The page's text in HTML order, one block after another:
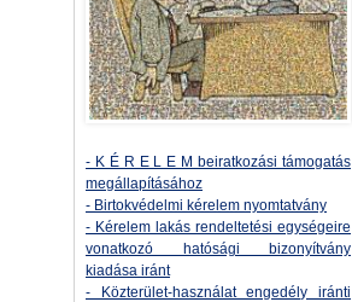
- K É R E L E M beiratkozási támogatás
megállapításához
- Birtokvédelmi kérelem nyomtatvány
- Kérelem lakás rendeltetési egységeire
vonatkozó hatósági bizonyítvány
kiadása iránt
- Közterület-használat engedély iránti